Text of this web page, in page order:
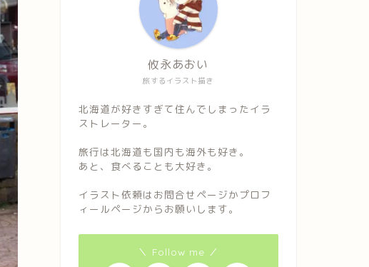
旅するイラスト描き
攸永あおい
北海道が好きすぎて住んでしまったイラ
ストレーター。
旅行は北海道も国内も海外も好き。
あと、食べることも大好き。
イラスト依頼はお問合せページかプロフ
ィールページからお願いします。
＼ Follow me ／